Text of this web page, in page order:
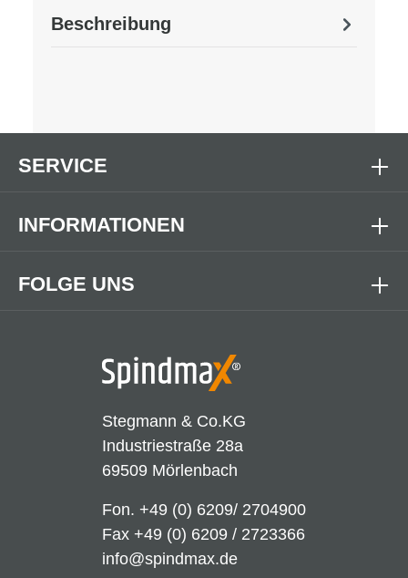
Beschreibung
Stegmann & Co.KG
Industriestraße 28a
69509 Mörlenbach
Fon. +49 (0) 6209/ 2704900
Fax +49 (0) 6209 / 2723366
info@spindmax.de
FOLGE UNS
SERVICE
INFORMATIONEN